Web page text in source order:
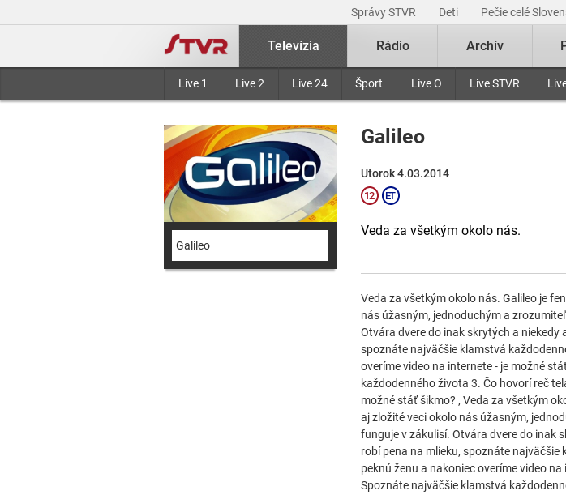
Správy STVR Deti Pečie celé
Televízia
Live 1 Live 2 Live 24 Šport Live O Live STVR
Rádio Archív
Galileo
Galileo
Utorok 4.03.2014
Veda za všetkým okolo nás.
Veda za všetkým okolo nás. Galileo je
nás úžasným, jednoduchým a
Otvára dvere do inak skrytých a niekedy
spoznáte najväčšie klamstvá
overíme video na internete - je možné
každodenného života 3. Čo hovorí reč
možné stáť šikmo? , Veda za všetkým
aj zložité veci okolo nás úžasným,
funguje v zákulisí. Otvára dvere do inak
robí pena na mlieku, spoznáte
peknú ženu a nakoniec overíme video
Spoznáte najväčšie klamstvá